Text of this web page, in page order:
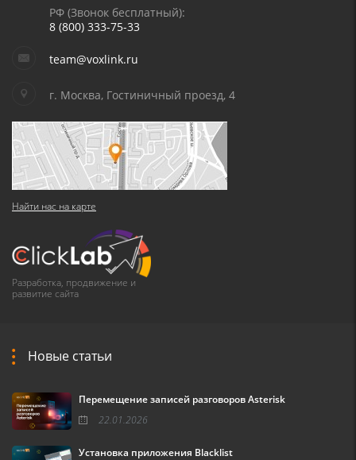
РФ (Звонок бесплатный):
8 (800) 333-75-33
team@voxlink.ru
г. Москва, Гостиничный проезд, 4
Найти нас на карте
Разработка, продвижение и
развитие сайта
Новые статьи
Перемещение записей разговоров Asterisk
22.01.2026
Установка приложения Blacklist